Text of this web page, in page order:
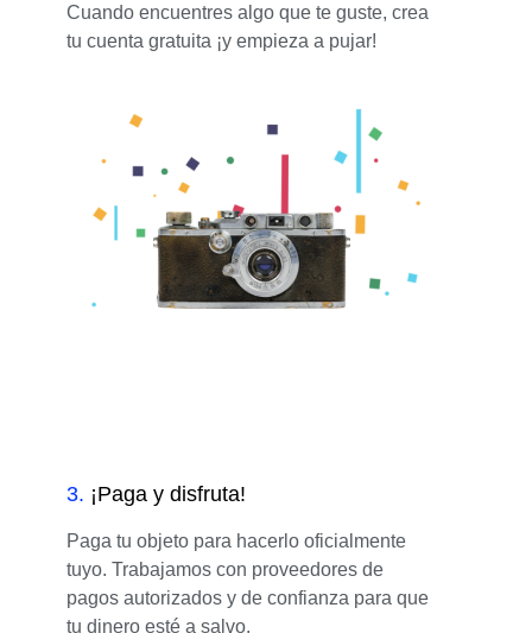
Cuando encuentres algo que te guste, crea
tu cuenta gratuita ¡y empieza a pujar!
3. ¡Paga y disfruta!
Paga tu objeto para hacerlo oficialmente
tuyo. Trabajamos con proveedores de
pagos autorizados y de confianza para que
tu dinero esté a salvo.